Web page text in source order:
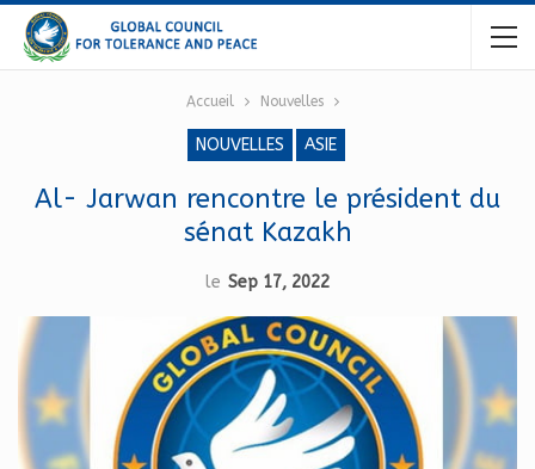
Accueil Nouvelles
NOUVELLES ASIE
Al- Jarwan rencontre le président du
sénat Kazakh
le Sep 17, 2022